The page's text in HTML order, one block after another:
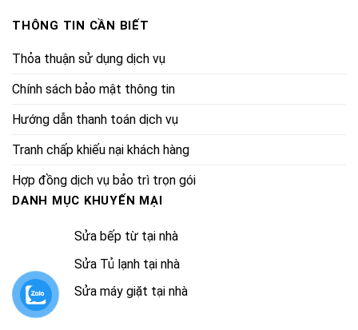
THÔNG TIN CẦN BIẾT
Thỏa thuận sử dụng dịch vụ
Chính sách bảo mật thông tin
Hướng dẫn thanh toán dịch vụ
Tranh chấp khiếu nại khách hàng
Hợp đồng dịch vụ bảo trì trọn gói
DANH MỤC KHUYẾN MẠI
Sửa bếp từ tại nhà
Sửa Tủ lạnh tại nhà
Sửa máy giặt tại nhà